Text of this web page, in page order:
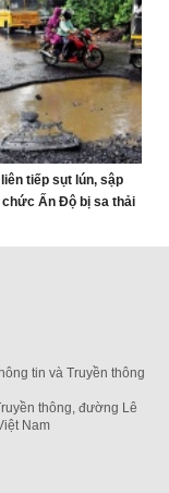
tiếp sụt lún, sập
chức Ấn Độ bị sa thải
tin và Truyền thông
thông, đường Lê
Nam